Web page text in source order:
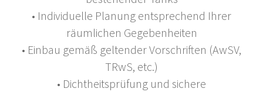
• Individuelle Planung entsprechend Ihrer
räumlichen Gegebenheiten
• Einbau gemäß geltender Vorschriften (AwSV,
TRwS, etc.)
• Dichtheitsprüfung und sichere